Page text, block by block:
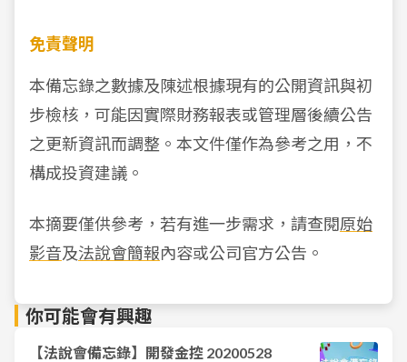
免責聲明
本備忘錄之數據及陳述根據現有的公開資訊與初
步檢核，可能因實際財務報表或管理層後續公告
之更新資訊而調整。本文件僅作為參考之用，不
構成投資建議。
本摘要僅供參考，若有進一步需求，請查閱原始
影音及法說會簡報內容或公司官方公告。
你可能會有興趣
【法說會備忘錄】開發金控 20200528